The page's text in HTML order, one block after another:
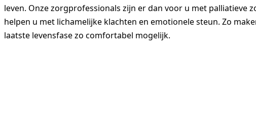
leven. Onze zorgprofessionals zijn er dan voor u met palliatieve
helpen u met lichamelijke klachten en emotionele steun. Zo
laatste levensfase zo comfortabel mogelijk.